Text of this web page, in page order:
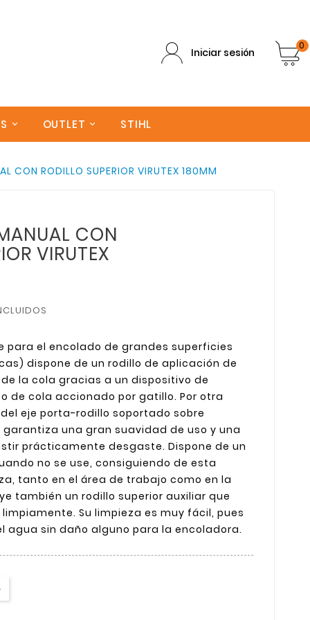
Iniciar sesión
0
OUTLET STIHL
CON RODILLO SUPERIOR VIRUTEX 180MM
CON
VIRUTEX
para el encolado de grandes superficies
dispone de un rodillo de aplicación de
la cola gracias a un dispositivo de
de cola accionado por gatillo. Por otra
eje porta-rodillo soportado sobre
una gran suavidad de uso y una
prácticamente desgaste. Dispone de un
no se use, consiguiendo de esta
tanto en el área de trabajo como en la
también un rodillo superior auxiliar que
Su limpieza es muy fácil, pues
agua sin daño alguno para la encoladora.